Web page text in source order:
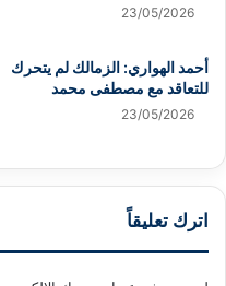
23/05/2026
أحمد الهواري: الزمالك لم يتحرك
للتعاقد مع مصطفى محمد
23/05/2026
اترك تعليقاً